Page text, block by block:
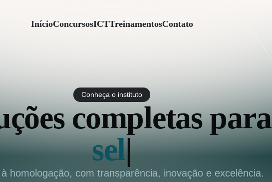
InícioConcursosICTTreinamentosContato
Conheça o instituto
completas para
seleções simplif|
homologação, com transparência, inovação e excelência.